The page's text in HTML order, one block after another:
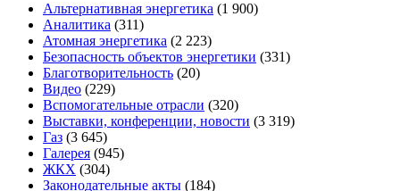
Альтернативная энергетика (1 900)
Аналитика (311)
Атомная энергетика (2 223)
Безопасность объектов энергетики (331)
Благотворительность (20)
Видео (229)
Вспомогательные отрасли (320)
Выставки, конференции, новости (3 319)
Газ (3 645)
Галерея (945)
ЖКХ (304)
Законодательные акты (184)